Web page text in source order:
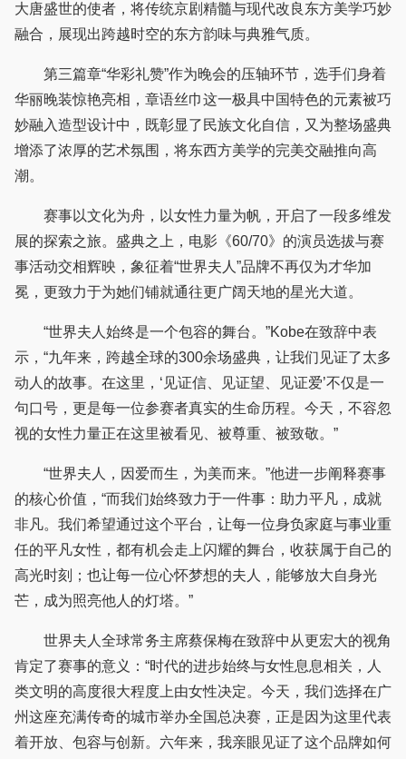
大唐盛世的使者，将传统京剧精髓与现代改良东方美学巧妙
融合，展现出跨越时空的东方韵味与典雅气质。
第三篇章“华彩礼赞”作为晚会的压轴环节，选手们身着
华丽晚装惊艳亮相，章语丝巾这一极具中国特色的元素被巧
妙融入造型设计中，既彰显了民族文化自信，又为整场盛典
增添了浓厚的艺术氛围，将东西方美学的完美交融推向高
潮。
赛事以文化为舟，以女性力量为帆，开启了一段多维发
展的探索之旅。盛典之上，电影《60/70》的演员选拔与赛
事活动交相辉映，象征着“世界夫人”品牌不再仅为才华加
冕，更致力于为她们铺就通往更广阔天地的星光大道。
“世界夫人始终是一个包容的舞台。”Kobe在致辞中表
示，“九年来，跨越全球的300余场盛典，让我们见证了太多
动人的故事。在这里，‘见证信、见证望、见证爱’不仅是一
句口号，更是每一位参赛者真实的生命历程。今天，不容忽
视的女性力量正在这里被看见、被尊重、被致敬。”
“世界夫人，因爱而生，为美而来。”他进一步阐释赛事
的核心价值，“而我们始终致力于一件事：助力平凡，成就
非凡。我们希望通过这个平台，让每一位身负家庭与事业重
任的平凡女性，都有机会走上闪耀的舞台，收获属于自己的
高光时刻；也让每一位心怀梦想的夫人，能够放大自身光
芒，成为照亮他人的灯塔。”
世界夫人全球常务主席蔡保梅在致辞中从更宏大的视角
肯定了赛事的意义：“时代的进步始终与女性息息相关，人
类文明的高度很大程度上由女性决定。今天，我们选择在广
州这座充满传奇的城市举办全国总决赛，正是因为这里代表
着开放、包容与创新。六年来，我亲眼见证了这个品牌如何